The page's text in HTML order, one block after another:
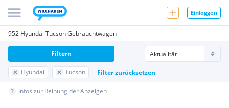
Einloggen
952 Hyundai Tucson Gebrauchtwagen
Hyundai Tucson Filter zurücksetzen
Filtern
Infos zur Reihung der Anzeigen